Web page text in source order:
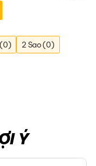
2 Sao (0)
Ý